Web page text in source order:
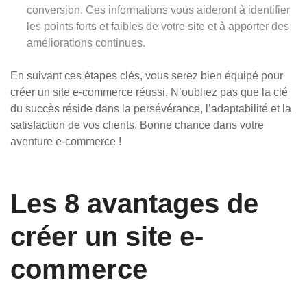
conversion. Ces informations vous aideront à identifier
les points forts et faibles de votre site et à apporter des
améliorations continues.
En suivant ces étapes clés, vous serez bien équipé pour
créer un site e-commerce réussi. N’oubliez pas que la clé
du succès réside dans la persévérance, l’adaptabilité et la
satisfaction de vos clients. Bonne chance dans votre
aventure e-commerce !
Les 8 avantages de
créer un site e-
commerce